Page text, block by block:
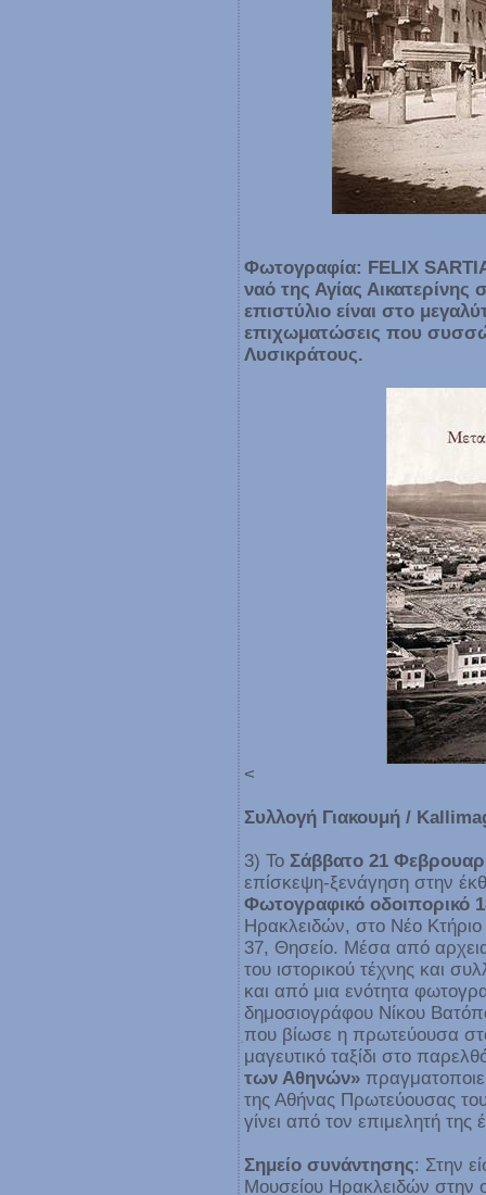
Φωτογραφία: FELIX
ναό της Αγίας Αικατερίνης
επιστύλιο είναι στο
επιχωματώσεις που
Λυσικράτους.
<
Συλλογή Γιακουμή /
3) Το Σάββατο 21
επίσκεψη-ξενάγηση στην
Φωτογραφικό οδοιπορικό
Ηρακλειδών, στο Νέο
37, Θησείο. Μέσα από
του ιστορικού τέχνης και
και από μια ενότητα
δημοσιογράφου Νίκου
που βίωσε η πρωτεύουσα
μαγευτικό ταξίδι στο
των Αθηνών»
της Αθήνας Πρωτεύουσας
γίνει από τον επιμελητή
Σημείο συνάντησης: Στην
Μουσείου Ηρακλειδών στην